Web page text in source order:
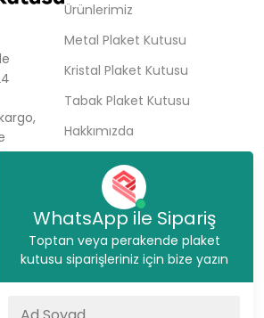
Hüseyin
Ürünlerimiz
Metal Plaket Kutusu
Kristal Plaket Kutusu
Tabak Plaket Kutusu
Hakkımızda
Sipariş Ver
İletişim
WhatsApp ile Sipariş
Toptan veya perakende plaket
kutusu siparişleriniz için bize yazın